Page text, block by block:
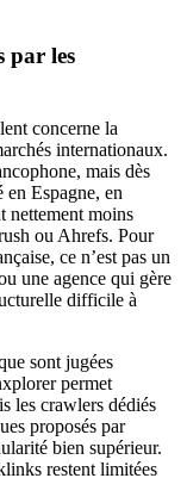
par les
concerne la
internationaux.
mais dès
en Espagne, en
nettement moins
ou Ahrefs. Pour
ce n’est pas un
une agence qui gère
difficile à
sont jugées
permet
les crawlers dédiés
proposés par
bien supérieur.
restent limitées